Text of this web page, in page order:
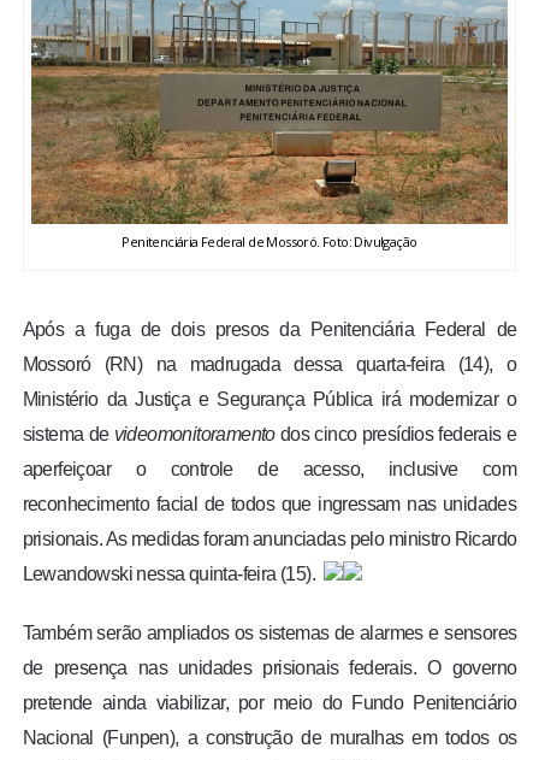
ESPORTES
ENTRETENIMENTO
ENQUETE
FOTOS
COLUNISTAS
Penitenciária Federal de Mossoró. Foto: Divulgação
Após a fuga de dois presos da Penitenciária Federal de
Mossoró (RN) na madrugada dessa quarta-feira (14), o
Ministério da Justiça e Segurança Pública irá modernizar o
sistema de videomonitoramentodos cinco presídios federais e
aperfeiçoar o controle de acesso, inclusive com
reconhecimento facial de todos que ingressam nas unidades
prisionais. As medidas foram anunciadas pelo ministro Ricardo
Lewandowski nessa quinta-feira (15).
Também serão ampliados os sistemas de alarmes e sensores
de presença nas unidades prisionais federais. O governo
pretende ainda viabilizar, por meio do Fundo Penitenciário
Nacional (Funpen), a construção de muralhas em todos os